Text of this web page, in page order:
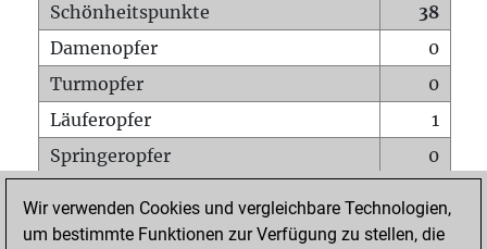
Schönheitspunkte
38
Damenopfer
0
Turmopfer
0
Läuferopfer
1
Springeropfer
0
Matt auf vollem Brett
0
Wir verwenden Cookies und vergleichbare Technologien,
um bestimmte Funktionen zur Verfügung zu stellen, die